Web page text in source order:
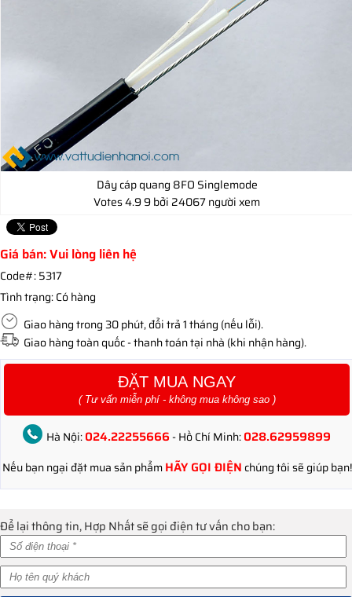
Dây cáp quang 8FO Singlemode
Votes4.99bởi 24067 người xem
Giá bán: Vui lòng liên hệ
Code#:5317
Tình trạng:Có hàng
Giao hàng trong 30 phút, đổi trả 1 tháng (nếu lỗi).
Giao hàng toàn quốc - thanh toán tại nhà (khi nhận hàng).
ĐẶT MUA NGAY
( Tư vấn miễn phí - không mua không sao )
Hà Nội:024.22255666 - Hồ Chí Minh:028.62959899
Nếu bạn ngại đặt mua sản phẩmHÃY GỌI ĐIỆN chúng tôi sẽ giúp bạn!
Để lại thông tin, Hợp Nhất sẽ gọi điện tư vấn cho bạn: